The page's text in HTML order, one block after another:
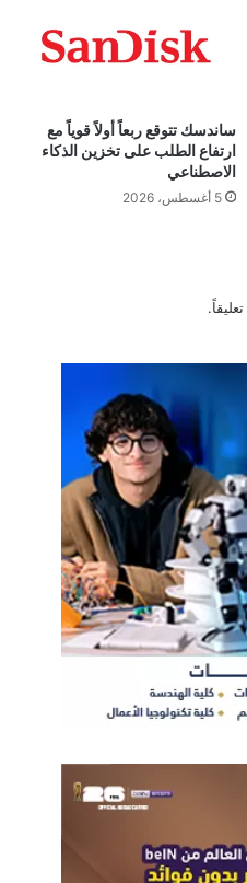
ساندسك تتوقع ربعاً أولاً قوياً مع
ارتفاع الطلب على تخزين الذكاء
الاصطناعي
5 أغسطس، 2026